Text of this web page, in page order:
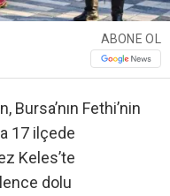
ABONE OL
Bursa’nın Fethi’nin
17 ilçede
Keles’te
dolu